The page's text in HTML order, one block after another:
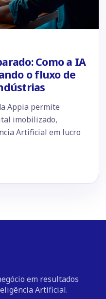
Como a IA
o fluxo de
Appia permite
imobilizado,
Artificial em lucro
em resultados
Artificial.